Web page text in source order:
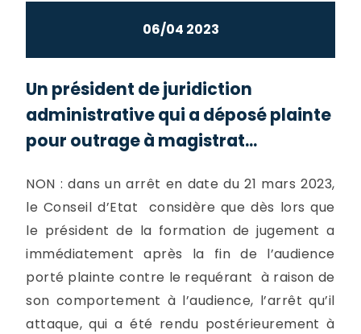
06/04 2023
Un président de juridiction
administrative qui a déposé plainte
pour outrage à magistrat...
NON : dans un arrêt en date du 21 mars 2023,
le Conseil d’Etat considère que dès lors que
le président de la formation de jugement a
immédiatement après la fin de l’audience
porté plainte contre le requérant à raison de
son comportement à l’audience, l’arrêt qu’il
attaque, qui a été rendu postérieurement à